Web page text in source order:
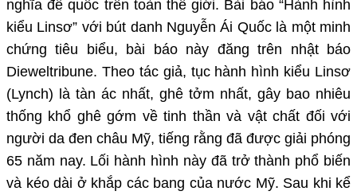
nghĩa đế quốc trên toàn thế giới. Bài báo “Hành hình
kiểu Linsơ” với bút danh Nguyễn Ái Quốc là một minh
chứng tiêu biểu, bài báo này đăng trên nhật báo
Dieweltribune. Theo tác giả, tục hành hình kiểu Linsơ
(Lynch) là tàn ác nhất, ghê tởm nhất, gây bao nhiêu
thống khổ ghê gớm về tinh thần và vật chất đối với
người da đen châu Mỹ, tiếng rằng đã được giải phóng
65 năm nay. Lối hành hình này đã trở thành phổ biến
và kéo dài ở khắp các bang của nước Mỹ. Sau khi kể